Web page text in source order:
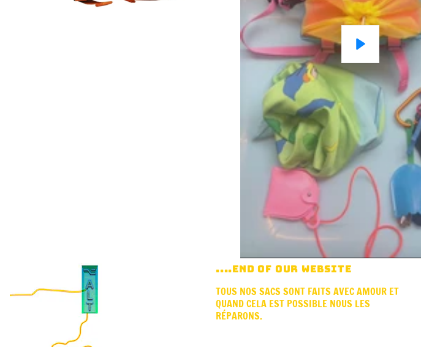
....END OF OUR WEBSITE
TOUS NOS SACS SONT FAITS AVEC AMOUR ET
QUAND CELA EST POSSIBLE NOUS LES
RÉPARONS.